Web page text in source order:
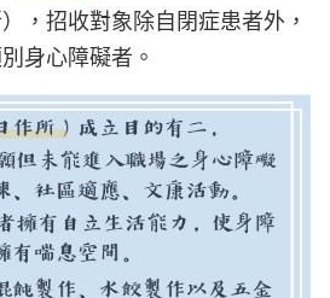
，招收對象除自閉症患者外，
身心障礙者。